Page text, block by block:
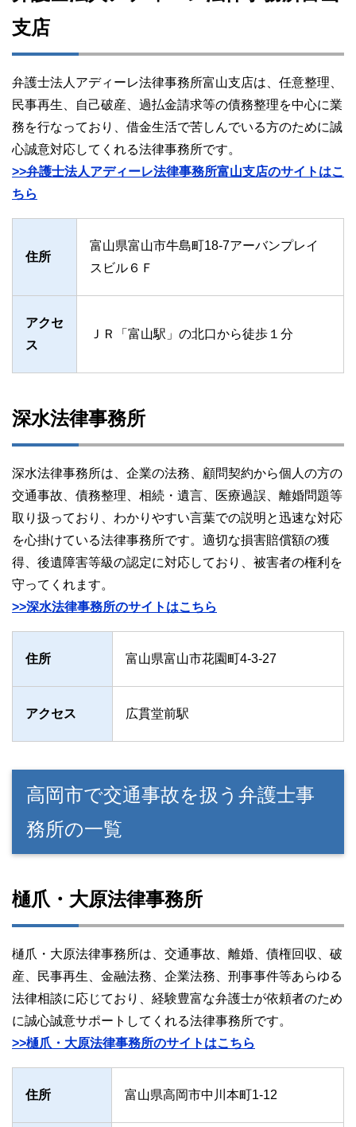
支店
弁護士法人アディーレ法律事務所富山支店は、任意整理、
民事再生、自己破産、過払金請求等の債務整理を中心に業
務を行なっており、借金生活で苦しんでいる方のために誠
心誠意対応してくれる法律事務所です。
>>弁護士法人アディーレ法律事務所富山支店のサイトはこ
ちら
住所
富山県富山市牛島町18-7アーバンプレイ
スビル６Ｆ
アクセ
ス
ＪＲ「富山駅」の北口から徒歩１分
深水法律事務所
深水法律事務所は、企業の法務、顧問契約から個人の方の
交通事故、債務整理、相続・遺言、医療過誤、離婚問題等
取り扱っており、わかりやすい言葉での説明と迅速な対応
を心掛けている法律事務所です。適切な損害賠償額の獲
得、後遺障害等級の認定に対応しており、被害者の権利を
守ってくれます。
>>深水法律事務所のサイトはこちら
住所 富山県富山市花園町4-3-27
アクセス 広貫堂前駅
高岡市で交通事故を扱う弁護士事
務所の一覧
樋爪・大原法律事務所
樋爪・大原法律事務所は、交通事故、離婚、債権回収、破
産、民事再生、金融法務、企業法務、刑事事件等あらゆる
法律相談に応じており、経験豊富な弁護士が依頼者のため
に誠心誠意サポートしてくれる法律事務所です。
>>樋爪・大原法律事務所のサイトはこちら
住所 富山県高岡市中川本町1-12